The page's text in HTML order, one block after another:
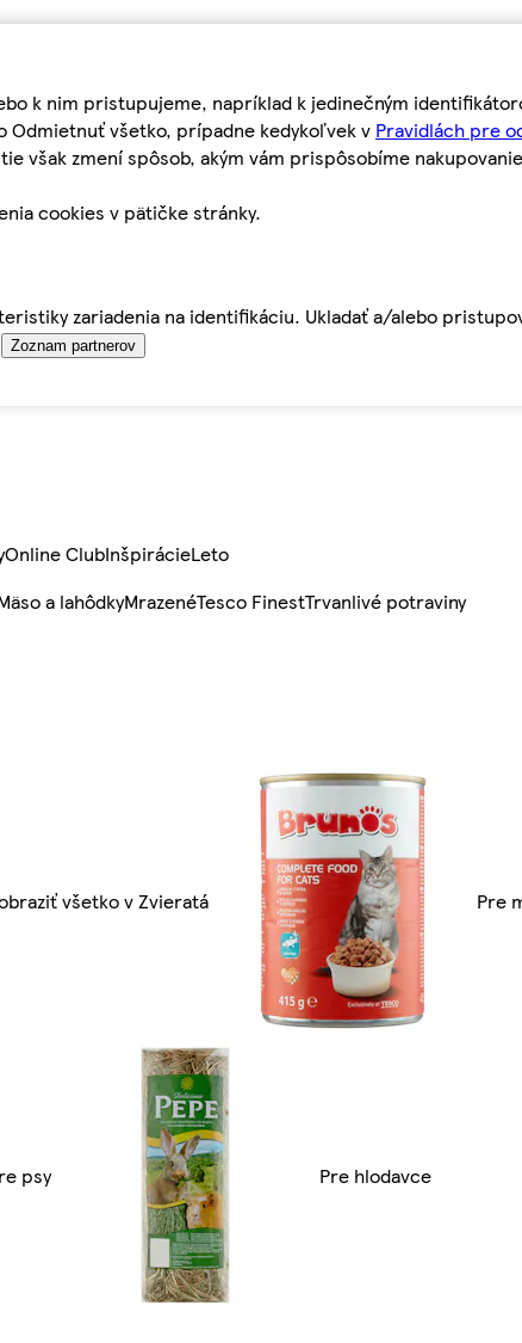
k nim pristupujeme, napríklad k jedinečným
Odmietnuť všetko, prípadne kedykoľvek v Pravidlách pre
však zmení spôsob, akým vám prispôsobíme
cookies v pätičke stránky.
zariadenia na identifikáciu. Ukladať a/alebo
Zoznam partnerov
Online ClubInšpirácieLeto
a lahôdkyMrazenéTesco FinestTrvanlivé potraviny
všetko v Zvieratá Pre
psy Pre hlodavce